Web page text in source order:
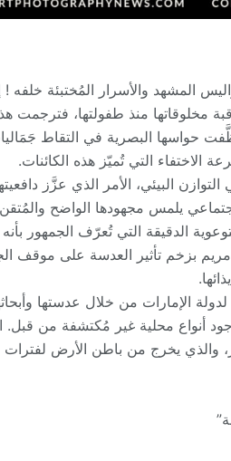
المشهد والأسرار المُختبئة خلفه !
مخلوقاتها منذ طفولتها، فترجمت
حواسها البصرية في التقاط
الاختفاء التي تُميّز هذه الكائنات.
البيئي، الأمر الذي عزَّز
يلمس مجهودها الواضح والمُتقن
الدقيقة التي تُعرّف الجمهور
مريم بزخم تأثير العدسة على موقف
الإمارات من خلال عدستها
وجود أنواع محلية غير مُكتشفة من قبل.
المطر” النادر، والذي يخرج من باطن الأرض